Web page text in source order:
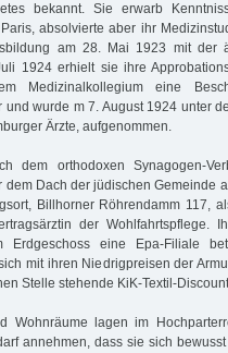
bekannt. Sie erwarb
absolvierte aber ihr
am 28. Mai 1923 mit der
1924 erhielt sie ihre
Medizinalkollegium eine
wurde m 7. August 1924 unter
Ärzte, aufgenommen.
dem orthodoxen Synagogen-
dem Dach der jüdischen Gemeinde
Billhorner Röhrendamm 117,
der Wohlfahrtspflege.
Erdgeschoss eine Epa-Filiale
mit ihren Niedrigpreisen der
Stelle stehende KiK-Textil-
Wohnräume lagen im
annehmen, dass sie sich